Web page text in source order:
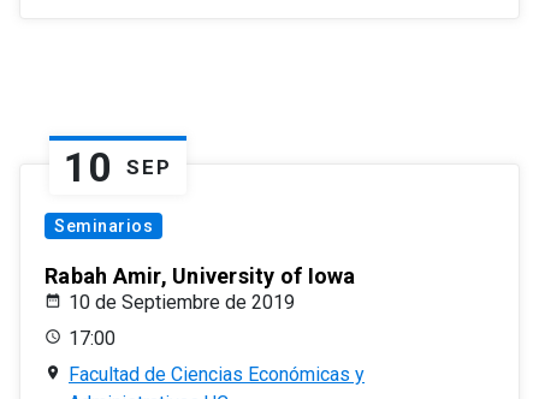
10 SEP
Seminarios
Rabah Amir, University of Iowa
10 de Septiembre de 2019
17:00
Facultad de Ciencias Económicas y